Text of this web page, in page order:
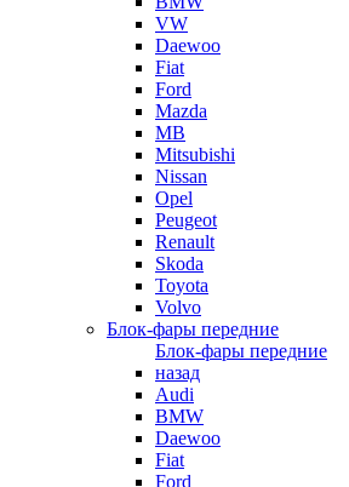
VW
Daewoo
Fiat
Ford
Mazda
MB
Mitsubishi
Nissan
Opel
Peugeot
Renault
Skoda
Toyota
Volvo
Блок-фары передние
Блок-фары передние
назад
Audi
BMW
Daewoo
Fiat
Ford